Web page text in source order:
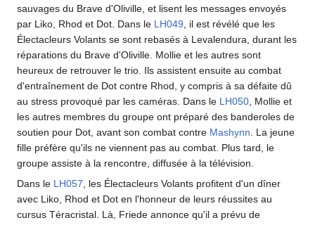
sauvages du Brave d'Oliville, et lisent les messages envoyés
par Liko, Rhod et Dot. Dans le LH049, il est révélé que les
Électacleurs Volants se sont rebasés à Levalendura, durant les
réparations du Brave d'Oliville. Mollie et les autres sont
heureux de retrouver le trio. Ils assistent ensuite au combat
d'entraînement de Dot contre Rhod, y compris à sa défaite dû
au stress provoqué par les caméras. Dans le LH050, Mollie et
les autres membres du groupe ont préparé des banderoles de
soutien pour Dot, avant son combat contre Mashynn. La jeune
fille préfère qu'ils ne viennent pas au combat. Plus tard, le
groupe assiste à la rencontre, diffusée à la télévision.
Dans le LH057, les Électacleurs Volants profitent d'un dîner
avec Liko, Rhod et Dot en l'honneur de leurs réussites au
cursus Téracristal. Là, Friede annonce qu'il a prévu de